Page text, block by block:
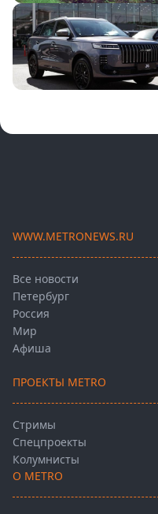
WWW.METRONEWS.RU
Все новости
Петербург
Россия
Мир
Афиша
ПРОЕКТЫ METRO
Стримы
Спецпроекты
Колумнисты
О METRO